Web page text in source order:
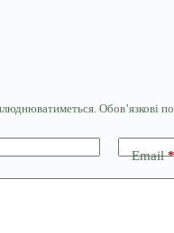
Обов’язкові
Email*